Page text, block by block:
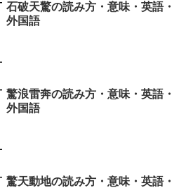
石破天驚の読み方・意味・英語・
外国語
驚浪雷奔の読み方・意味・英語・
外国語
驚天動地の読み方・意味・英語・